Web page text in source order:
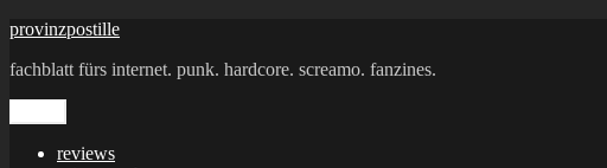
Zum
springen
provinzpostille
fachblatt fürs internet. punk. hardcore. screamo. fanzines.
reviews